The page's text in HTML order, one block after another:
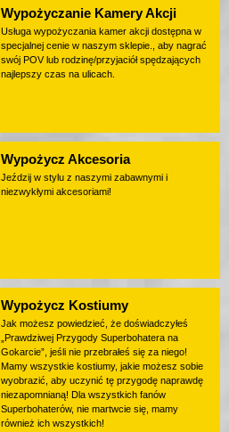
Wypożyczanie Kamery Akcji
Usługa wypożyczania kamer akcji dostępna w
specjalnej cenie w naszym sklepie., aby nagrać
swój POV lub rodzinę/przyjaciół spędzających
najlepszy czas na ulicach.
Wypożycz Akcesoria
Jeździj w stylu z naszymi zabawnymi i
niezwykłymi akcesoriami!
Wypożycz Kostiumy
Jak możesz powiedzieć, że doświadczyłeś
„Prawdziwej Przygody Superbohatera na
Gokarcie”, jeśli nie przebrałeś się za niego!
Mamy wszystkie kostiumy, jakie możesz sobie
wyobrazić, aby uczynić tę przygodę naprawdę
niezapomnianą! Dla wszystkich fanów
Superbohaterów, nie martwcie się, mamy
również ich wszystkich!